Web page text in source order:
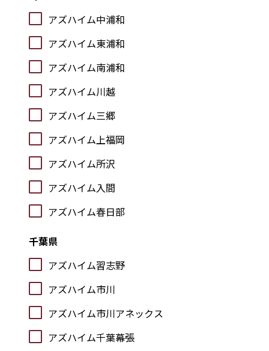
アズハイム中浦和
アズハイム東浦和
アズハイム南浦和
アズハイム川越
アズハイム三郷
アズハイム上福岡
アズハイム所沢
アズハイム入間
アズハイム春日部
千葉県
アズハイム習志野
アズハイム市川
アズハイム市川アネックス
アズハイム千葉幕張